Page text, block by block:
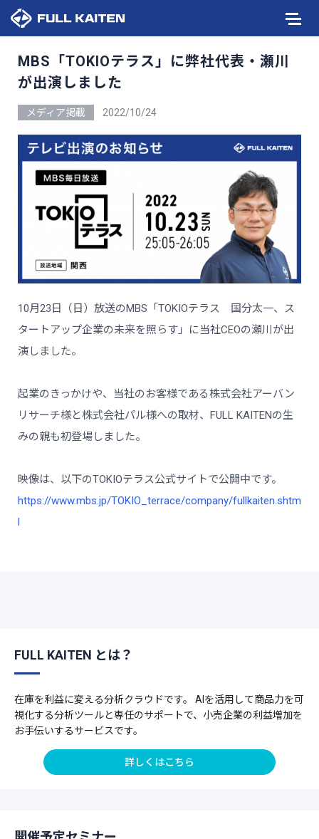
MBS「TOKIOテラス」に弊社代表・瀬川
が出演しました
メディア掲載 2022/10/24
10月23日（日）放送のMBS「TOKIOテラス 国分太一、ス
タートアップ企業の未来を照らす」に当社CEOの瀬川が出
演しました。
起業のきっかけや、当社のお客様である株式会社アーバン
リサーチ様と株式会社パル様への取材、FULL KAITENの生
みの親も初登場しました。
映像は、以下のTOKIOテラス公式サイトで公開中です。
https://www.mbs.jp/TOKIO_terrace/company/fullkaiten.shtm
l
FULL KAITEN とは？
在庫を利益に変える分析クラウドです。 AIを活用して商品力を可
視化する分析ツールと専任のサポートで、小売企業の利益増加を
お手伝いするサービスです。
詳しくはこちら